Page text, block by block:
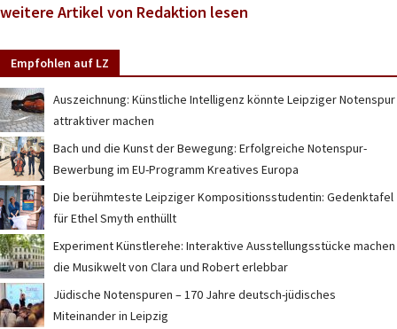
weitere Artikel von Redaktion lesen
Empfohlen auf LZ
Auszeichnung: Künstliche Intelligenz könnte Leipziger Notenspur
attraktiver machen
Bach und die Kunst der Bewegung: Erfolgreiche Notenspur-
Bewerbung im EU-Programm Kreatives Europa
Die berühmteste Leipziger Kompositionsstudentin: Gedenktafel
für Ethel Smyth enthüllt
Experiment Künstlerehe: Interaktive Ausstellungsstücke machen
die Musikwelt von Clara und Robert erlebbar
Jüdische Notenspuren – 170 Jahre deutsch-jüdisches
Miteinander in Leipzig